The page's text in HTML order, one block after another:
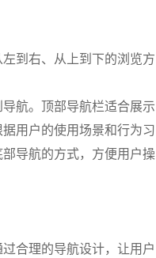
到右、从上到下的浏览方
航。顶部导航栏适合展示
用户的使用场景和行为习
导航的方式，方便用户操
合理的导航设计，让用户